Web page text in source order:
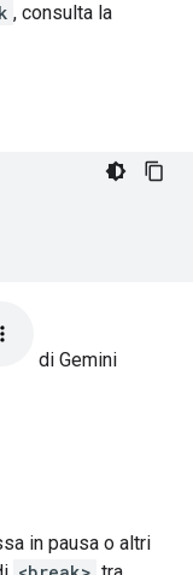
, consulta la
di Gemini
in pausa o altri